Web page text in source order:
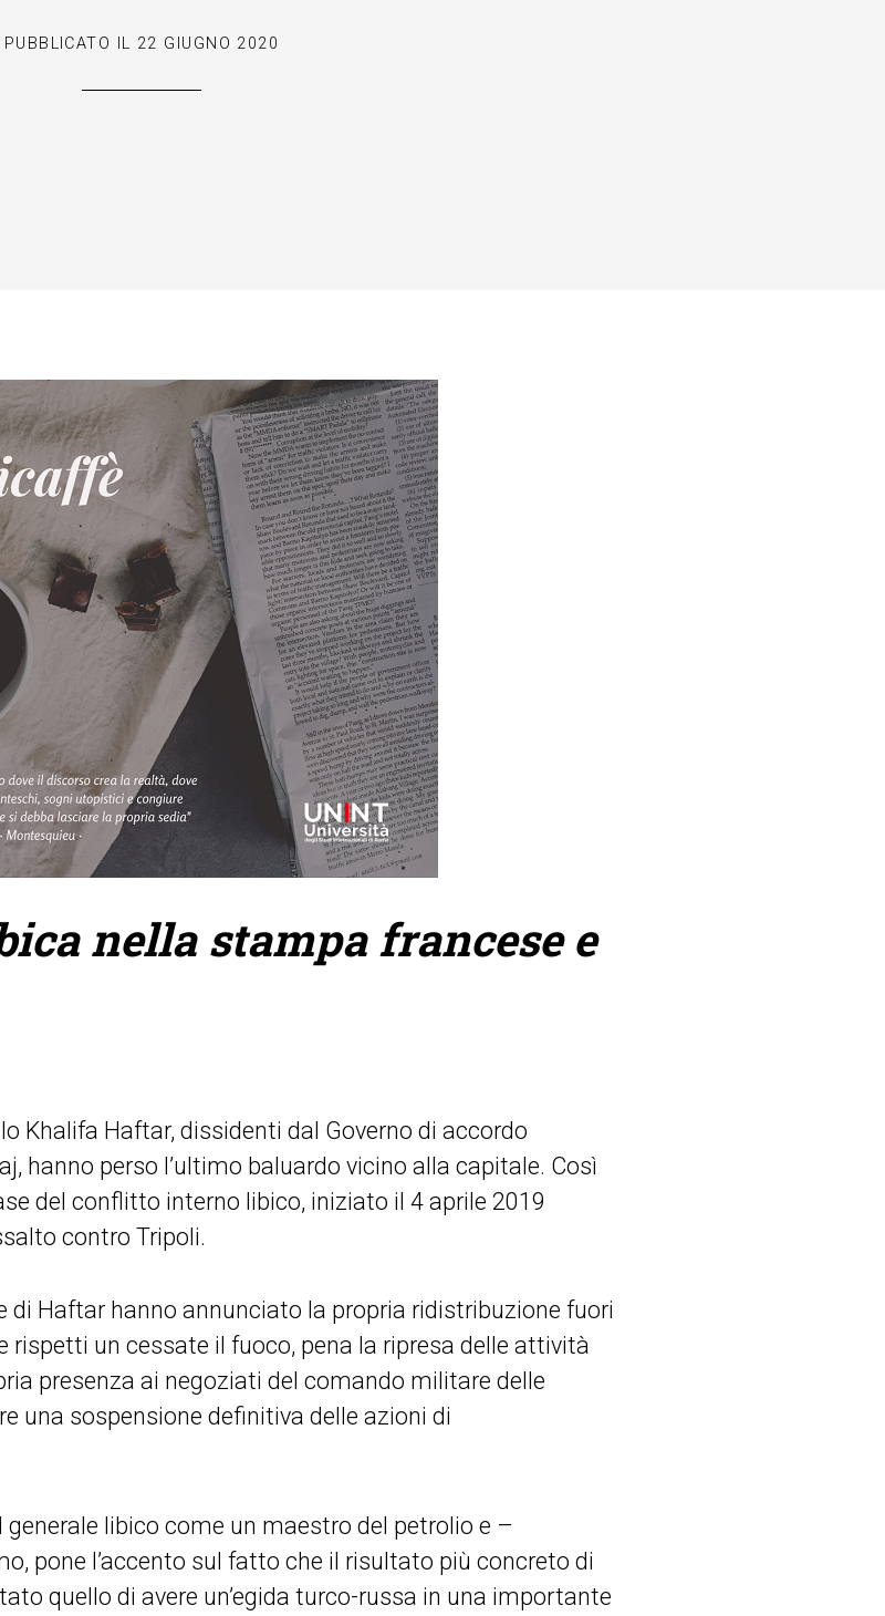
PUBBLICATO IL 22 GIUGNO 2020
nella stampa francese e
Khalifa Haftar, dissidenti dal Governo di accordo
hanno perso l’ultimo baluardo vicino alla capitale. Così
del conflitto interno libico, iniziato il 4 aprile 2019
contro Tripoli.
di Haftar hanno annunciato la propria ridistribuzione fuori
rispetti un cessate il fuoco, pena la ripresa delle attività
presenza ai negoziati del comando militare delle
una sospensione definitiva delle azioni di
generale libico come un maestro del petrolio e –
pone l’accento sul fatto che il risultato più concreto di
quello di avere un’egida turco-russa in una importante